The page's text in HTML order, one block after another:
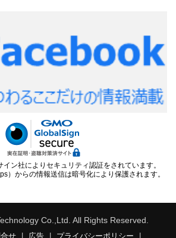
ン社によりセキュリティ認証をされています。
）からの情報送信は暗号化により保護されます。
Co.,Ltd. All Rights Reserved.